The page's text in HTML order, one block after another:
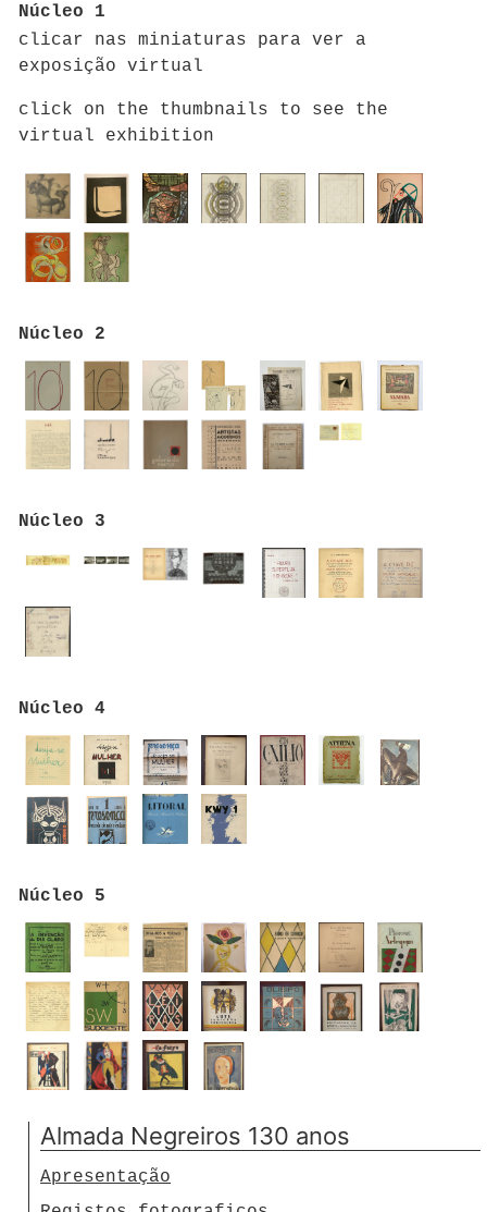
Núcleo 1
clicar nas miniaturas para ver a
exposição virtual
click on the thumbnails to see the
virtual exhibition
Núcleo 2
Núcleo 3
Núcleo 4
Núcleo 5
Almada Negreiros 130 anos
Apresentação